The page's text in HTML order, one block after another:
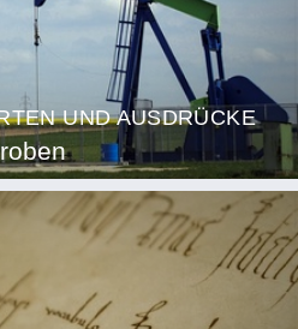
UND AUSDRÜCKE